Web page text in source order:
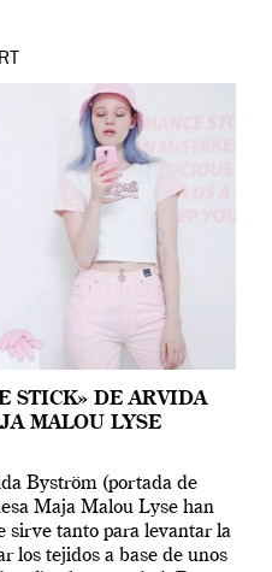
STICK» DE ARVIDA
MALOU LYSE
Byström (portada de
Maja Malou Lyse han
sirve tanto para levantar la
los tejidos a base de unos